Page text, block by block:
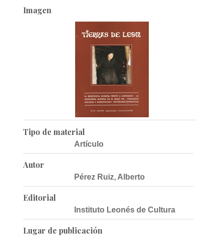
Imagen
Tipo de material
Artículo
Autor
Pérez Ruiz, Alberto
Editorial
Instituto Leonés de Cultura
Lugar de publicación